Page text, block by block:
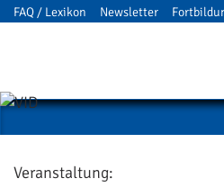
FAQ / Lexikon Newsletter
Veranstaltung: